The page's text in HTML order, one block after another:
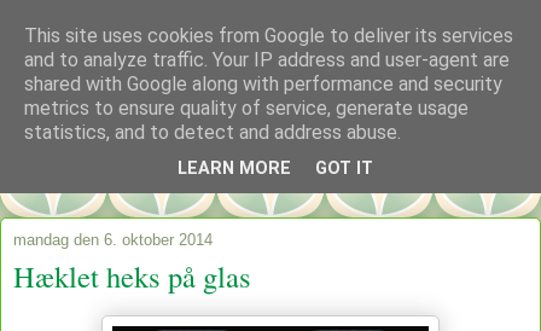
mandag den 6. oktober 2014
Hæklet heks på glas
This site uses cookies from Google to deliver its services
and to analyze traffic. Your IP address and user-agent are
shared with Google along with performance and security
metrics to ensure quality of service, generate usage
statistics, and to detect and address abuse.
LEARN MORE GOT IT